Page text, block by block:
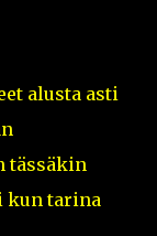
alusta asti
tässäkin
kun tarina